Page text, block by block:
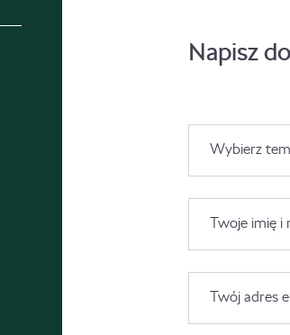
Napisz
Wybierz
Twoje imię i
Twój adres